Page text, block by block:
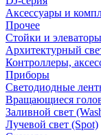
Аксессуары и
Прочее
Стойки и элеваторы
Архитектурный
Контроллеры,
Приборы
Светодиодные
Вращающиеся
Заливной свет
Лучевой свет (Spot)